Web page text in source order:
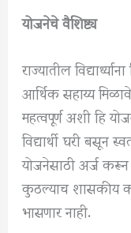
योजनेचे वैशिष्ट्य
राज्यातील
आर्थिक सहाय्य
महत्वपूर्ण अशी हि
विद्यार्थी घरी बसून
योजनेसाठी अर्ज
कुठल्याच शासकीय
भासणार नाही.